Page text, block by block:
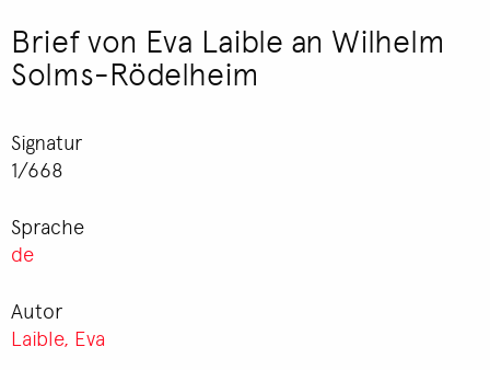
Brief von Eva Laible an Wilhelm
Solms-Rödelheim
Signatur
1/668
Sprache
de
Autor
Laible, Eva